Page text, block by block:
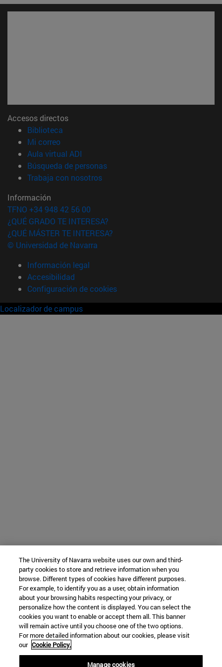
Accesos directos
Biblioteca
Mi correo(abre en nueva ventana)
Aula virtual ADI
Búsqueda de personas(abre en nueva ventana)
Trabaja con nosotros(abre en nueva ventana)
Información
TFNO +34 948 42 56 00
¿QUÉ GRADO TE INTERESA?
¿QUÉ MÁSTER TE INTERESA?
© Universidad de Navarra
Información legal
Accesibilidad
Configuración de cookies
Localizador de campus
The University of Navarra website uses our own and third-
party cookies to store and retrieve information when you
browse. Different types of cookies have different purposes.
For example, to identify you as a user, obtain information
about your browsing habits respecting your privacy, or
personalize how the content is displayed. You can select the
cookies you want to enable or accept them all. This banner
will remain active until you choose one of the two options.
For more detailed information about our cookies, please visit
our Cookie Policy.
Manage cookies